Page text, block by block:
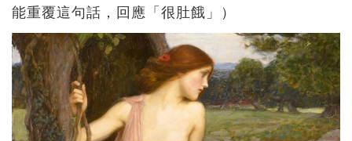
能重覆這句話，回應「很肚餓」）